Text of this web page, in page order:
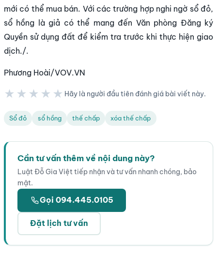
mới có thể mua bán. Với các trường hợp nghi ngờ sổ đỏ,
sổ hồng là giả có thể mang đến Văn phòng Đăng ký
Quyền sử dụng đất để kiểm tra trước khi thực hiện giao
dịch./.
Phương Hoài/VOV.VN
★★★★★ Hãy là người đầu tiên đánh giá bài viết này.
Sổ đỏ sổ hồng thế chấp xóa thế chấp
Cần tư vấn thêm về nội dung này?
Luật Đỗ Gia Việt tiếp nhận và tư vấn nhanh chóng, bảo
mật.
Gọi 094.445.0105
Đặt lịch tư vấn